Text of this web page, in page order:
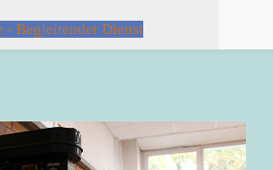
- Begleitender Dienst